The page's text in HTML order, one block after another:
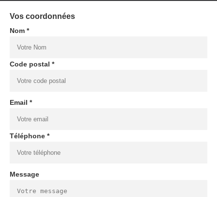
Vos coordonnées
Nom *
Code postal *
Email *
Téléphone *
Message